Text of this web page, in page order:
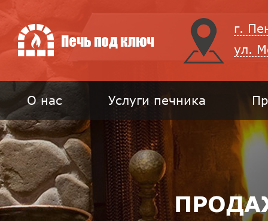
г.
ул.
О нас Услуги печника